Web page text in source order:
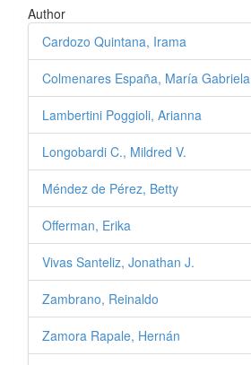
Author
Cardozo Quintana, Irama
Colmenares España, María Gabriela
Lambertini Poggioli, Arianna
Longobardi C., Mildred V.
Méndez de Pérez, Betty
Offerman, Erika
Vivas Santeliz, Jonathan J.
Zambrano, Reinaldo
Zamora Rapale, Hernán